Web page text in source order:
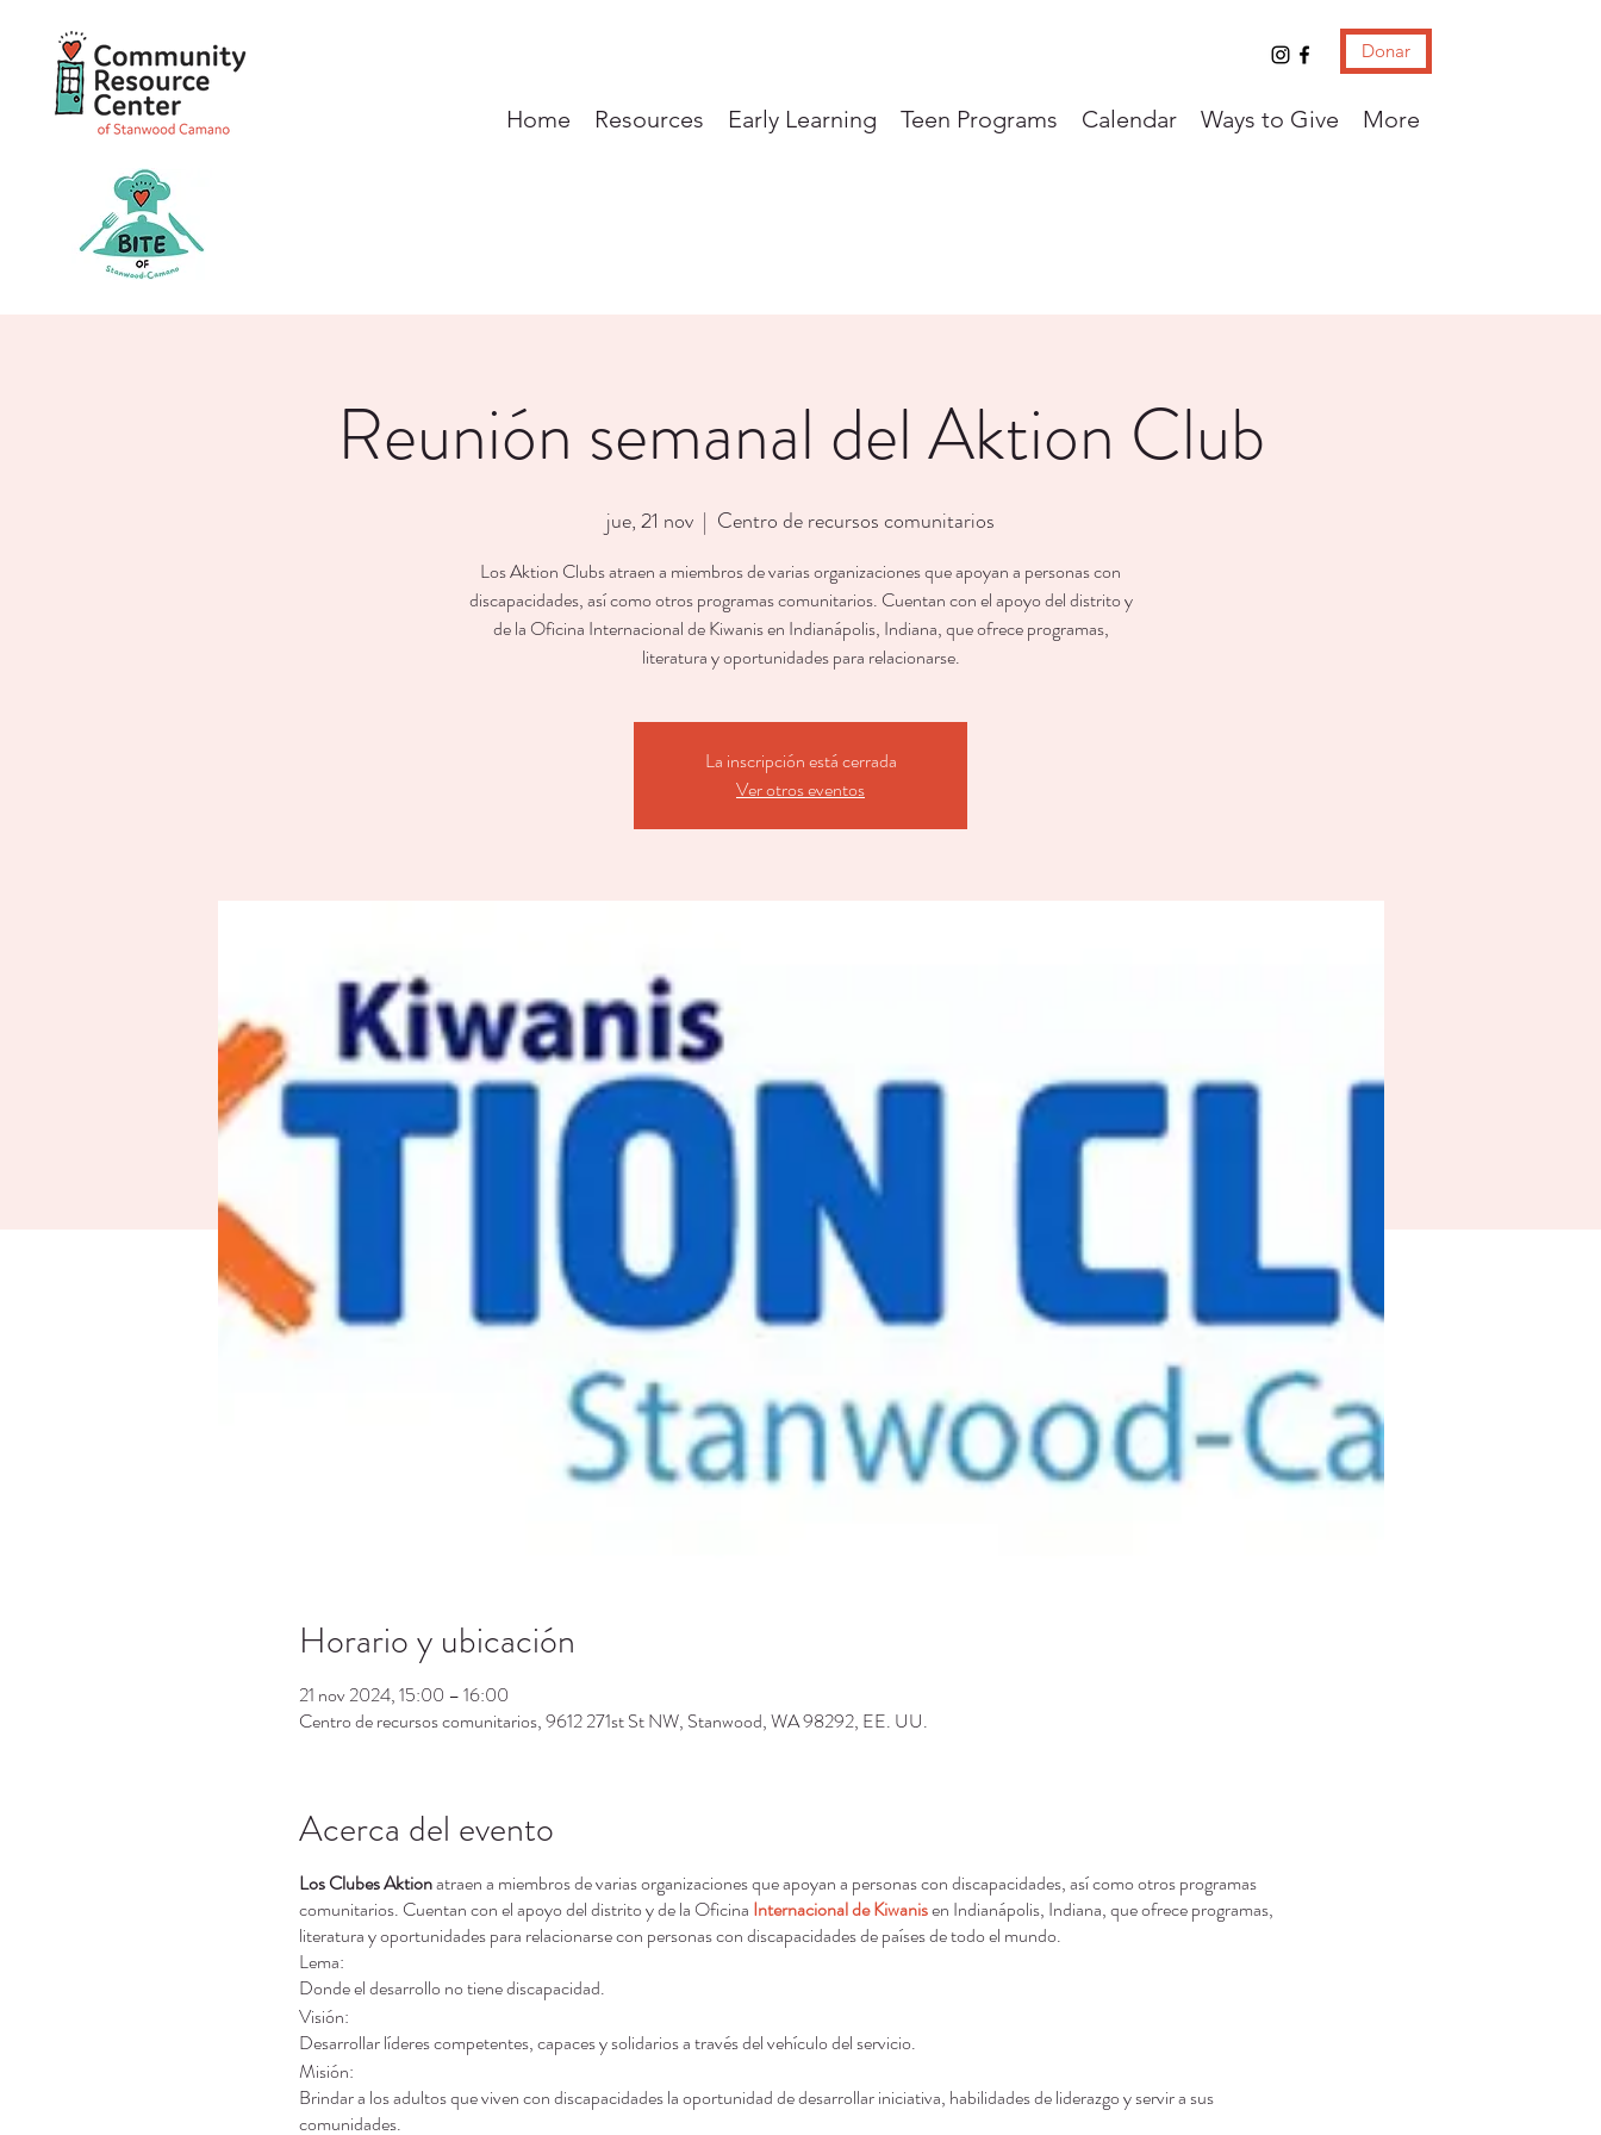
Donar
Home Resources Early Learning Teen Programs Calendar Ways to Give More
Reunión semanal del Aktion Club
jue, 21 nov
  |
Centro de recursos comunitarios
Los Aktion Clubs atraen a miembros de varias organizaciones que apoyan a personas con
discapacidades, así como otros programas comunitarios. Cuentan con el apoyo del distrito y
de la Oficina Internacional de Kiwanis en Indianápolis, Indiana, que ofrece programas,
literatura y oportunidades para relacionarse.
La inscripción está cerrada
Ver otros eventos
Horario y ubicación
21 nov 2024, 15:00 – 16:00
Centro de recursos comunitarios, 9612 271st St NW, Stanwood, WA 98292, EE. UU.
Acerca del evento
Los Clubes Aktionatraen a miembros de varias organizaciones que apoyan a personas con discapacidades, así como otros programas
comunitarios. Cuentan con el apoyo del distrito y de la Oficina Internacional de Kiwanisen Indianápolis, Indiana, que ofrece programas,
literatura y oportunidades para relacionarse con personas con discapacidades de países de todo el mundo.
Lema:
Donde el desarrollo no tiene discapacidad.
Visión:
Desarrollar líderes competentes, capaces y solidarios a través del vehículo del servicio.
Misión:
Brindar a los adultos que viven con discapacidades la oportunidad de desarrollar iniciativa, habilidades de liderazgo y servir a sus
comunidades.